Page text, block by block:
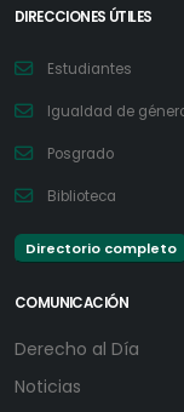
DIRECCIONES ÚTILES
Estudiantes
Igualdad de
Posgrado
Biblioteca
Directorio completo
COMUNICACIÓN
Derecho al Día
Noticias